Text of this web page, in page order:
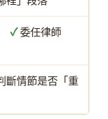
✓委任律師
斷情節是否「重